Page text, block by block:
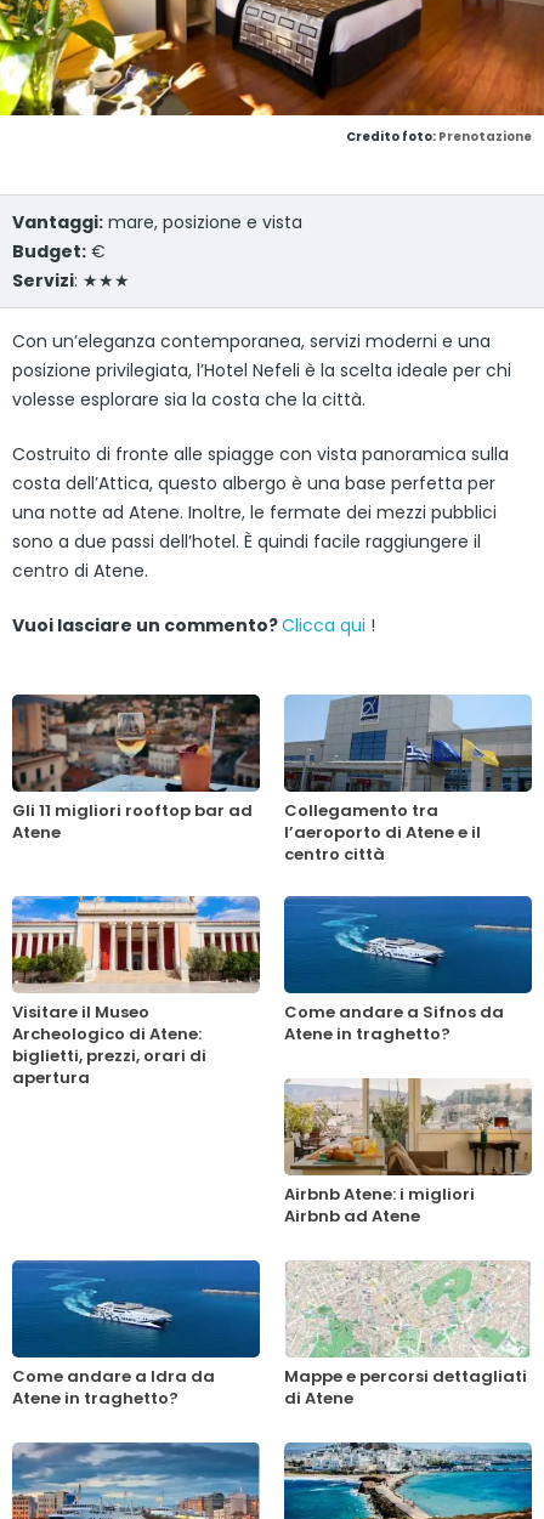
Credito foto: Prenotazione
Vantaggi: mare, posizione e vista
Budget: €
Servizi: ★★★
Con un’eleganza contemporanea, servizi moderni e una
posizione privilegiata, l’Hotel Nefeli è la scelta ideale per chi
volesse esplorare sia la costa che la città.
Costruito di fronte alle spiagge con vista panoramica sulla
costa dell’Attica, questo albergo è una base perfetta per
una notte ad Atene. Inoltre, le fermate dei mezzi pubblici
sono a due passi dell’hotel. È quindi facile raggiungere il
centro di Atene.
Vuoi lasciare un commento?Clicca qui !
Gli 11 migliori rooftop bar ad
Atene
Collegamento tra
l’aeroporto di Atene e il
centro città
Visitare il Museo
Archeologico di Atene:
biglietti, prezzi, orari di
apertura
Come andare a Sifnos da
Atene in traghetto?
Airbnb Atene: i migliori
Airbnb ad Atene
Come andare a Idra da
Atene in traghetto?
Mappe e percorsi dettagliati
di Atene